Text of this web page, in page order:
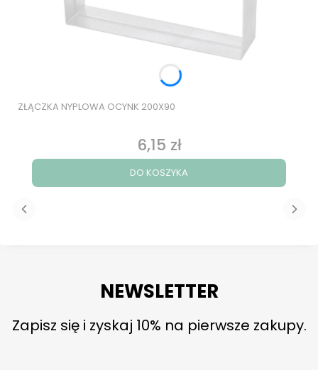
ZŁĄCZKA NYPLOWA OCYNK 200X90
Cena
6,15 zł
DO KOSZYKA
NEWSLETTER
Zapisz się i zyskaj 10% na pierwsze zakupy.